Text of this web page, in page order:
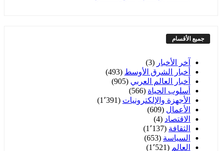
جميع الأقسام
آخر الأخبار (3)
أخبار الشرق الأوسط (493)
أخبار العالم العربي (905)
أسلوب الحياة (566)
الأجهزة والإلكترونيات (1٬391)
الأعمال (609)
الاقتصاد (4)
الثقافة (1٬137)
السياسة (653)
العالم (1٬521)